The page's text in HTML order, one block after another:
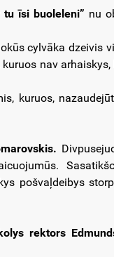
īsi buoleleni” nu
cylvāka dzeivis
nav
kuruos,
pošvaļdeibys
rektors